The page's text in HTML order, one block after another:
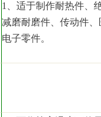
1
、适于制作耐热件、
减磨耐磨件、传动件、
电子零件。